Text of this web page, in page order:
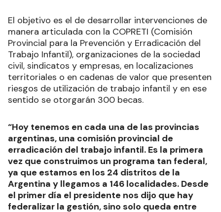
El objetivo es el de desarrollar intervenciones de
manera articulada con la COPRETI (Comisión
Provincial para la Prevención y Erradicación del
Trabajo Infantil), organizaciones de la sociedad
civil, sindicatos y empresas, en localizaciones
territoriales o en cadenas de valor que presenten
riesgos de utilización de trabajo infantil y en ese
sentido se otorgarán 300 becas.
“Hoy tenemos en cada una de las provincias
argentinas, una comisión provincial de
erradicación del trabajo infantil. Es la primera
vez que construimos un programa tan federal,
ya que estamos en los 24 distritos de la
Argentina y llegamos a 146 localidades. Desde
el primer día el presidente nos dijo que hay
federalizar la gestión, sino solo queda entre